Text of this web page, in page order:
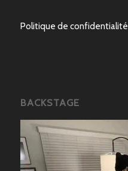
Politique de confidentialité
BACKSTAGE